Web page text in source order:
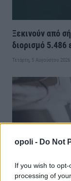
opoli - Do Not
If you wish to
processing of
Ξεκινούν από
διορισμό 5.486
Τετάρτη, 5 Αυγούστου